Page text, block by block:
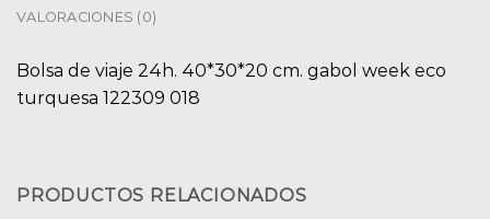
VALORACIONES (0)
Bolsa de viaje 24h. 40*30*20 cm. gabol week eco
turquesa 122309 018
PRODUCTOS RELACIONADOS